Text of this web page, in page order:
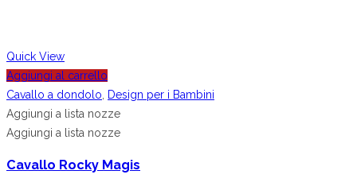
Quick View
Aggiungi al carrello
Cavallo a dondolo, Design per i Bambini
Aggiungi a lista nozze
Aggiungi a lista nozze
Cavallo Rocky Magis